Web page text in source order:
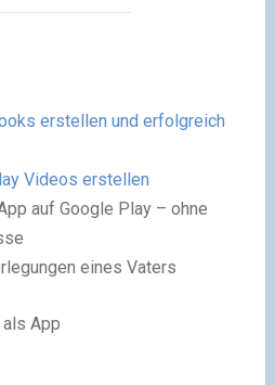
erstellen und erfolgreich
Videos erstellen
auf Google Play – ohne
eines Vaters
App